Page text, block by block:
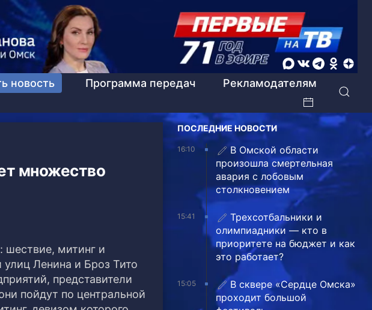
новость Программа передач
Рекламодателям
множество
шествие, митинг и
улиц Ленина и Броз Тито
представители
пойдут по центральной
ПОСЛЕДНИЕ НОВОСТИ
16:10
В Омской области
произошла смертельная
авария с лобовым
столкновением
15:41
Трехсотбальники и
олимпиадники — кто в
приоритете на бюджет и как
это работает?
15:05
В сквере «Сердце Омска»
проходит большой